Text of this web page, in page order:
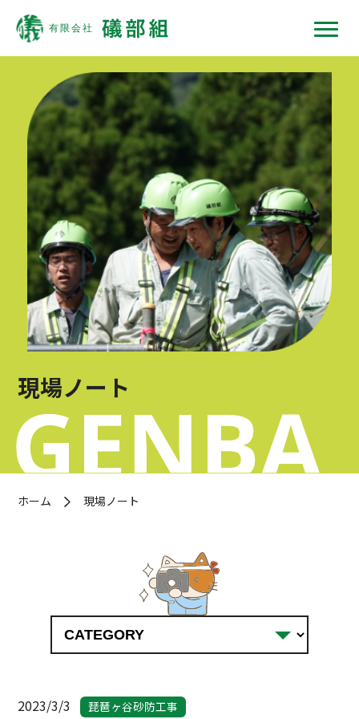
礒部組について
現場ではたらくひと
現場ではたらく機械
現場ノート
採用情報
協力会社の皆様へ
OFFICIAL SNS
現場ノート
ホーム 現場ノート
2023/3/3 琵琶ヶ谷砂防工事